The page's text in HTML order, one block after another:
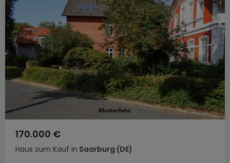
Haus zum Kauf in Saarburg (DE)
170.000 €